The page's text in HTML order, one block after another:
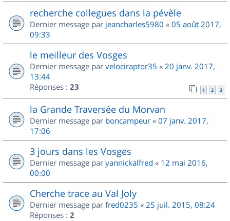
recherche collegues dans la pévèle
Dernier message par jeancharles5980 « 05 août 2017,
09:33
le meilleur des Vosges
Dernier message par velociraptor35 « 20 janv. 2017,
13:44
Réponses : 23 1 2 3
la Grande Traversée du Morvan
Dernier message par boncampeur « 07 janv. 2017,
17:06
3 jours dans les Vosges
Dernier message par yannickalfred « 12 mai 2016,
00:00
Cherche trace au Val Joly
Dernier message par fred0235 « 25 juil. 2015, 08:24
Réponses : 2